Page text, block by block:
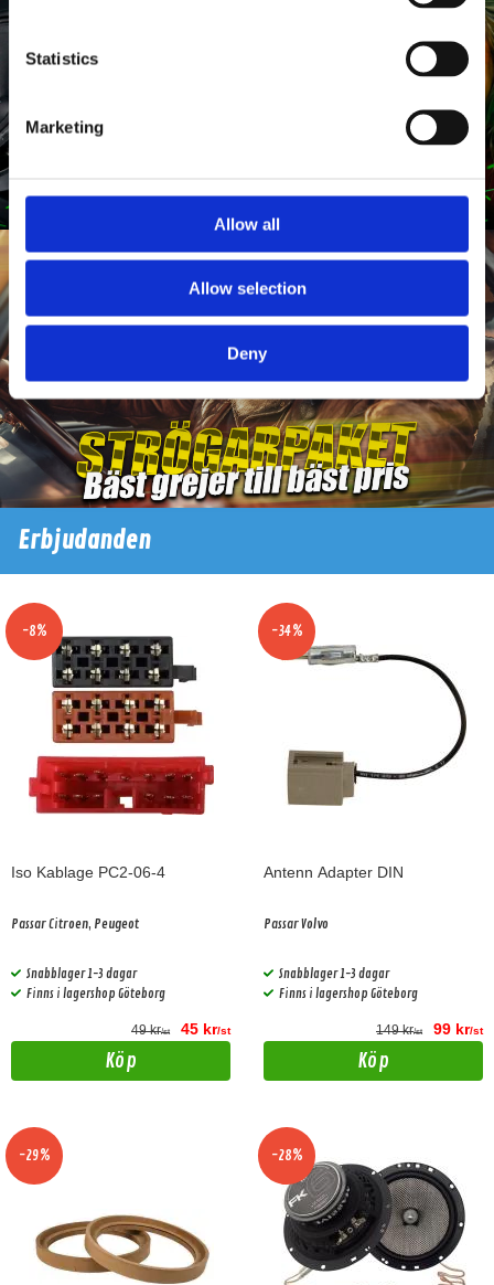
Statistics
Marketing
Allow all
Allow selection
Deny
Erbjudanden
-8%
Iso Kablage PC2-06-4
Passar Citroen, Peugeot
Snabblager 1-3 dagar
Finns i lagershop Göteborg
49 kr/st 45 kr/st
Köp
-34%
Antenn Adapter DIN
Passar Volvo
Snabblager 1-3 dagar
Finns i lagershop Göteborg
149 kr/st 99 kr/st
Köp
-29% -28%